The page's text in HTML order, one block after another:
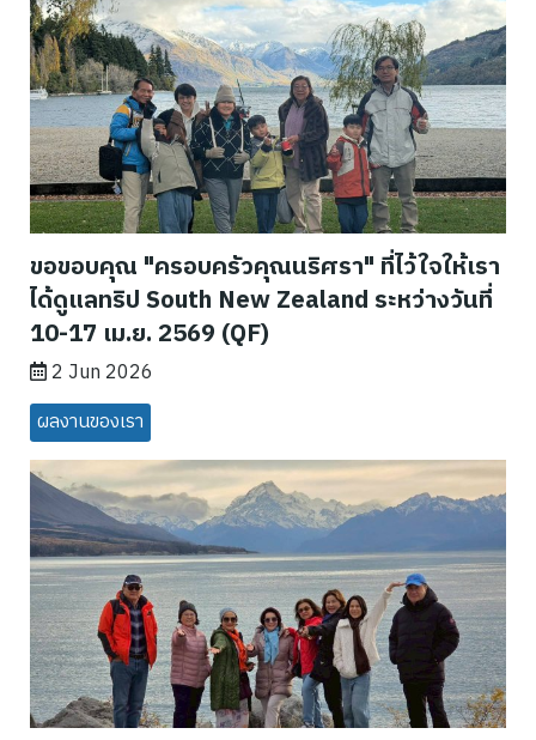
ขอขอบคุณ "ครอบครัวคุณนริศรา" ที่ไว้ใจให้เรา
ได้ดูแลทริป South New Zealand ระหว่างวันที่
10-17 เม.ย. 2569 (QF)
2 Jun 2026
ผลงานของเรา